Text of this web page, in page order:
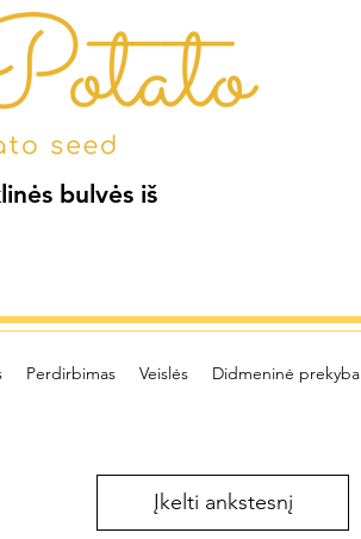
bulvės iš
Perdirbimas Veislės Didmeninė prekyba
Įkelti ankstesnį